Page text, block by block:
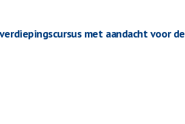
met aandacht voor de